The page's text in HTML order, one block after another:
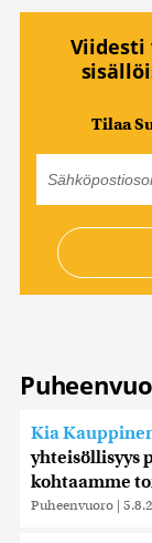
Viidesti
Tilaa
Kia
yhteisöllisyys
kohtaamme
Puheenvuoro |